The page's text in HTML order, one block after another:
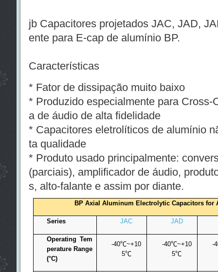
jb Capacitores projetados JAC, JAD,
ente para E-cap de alumínio BP.
Características
* Fator de dissipação muito baixo
* Produzido especialmente para Cross-
a de áudio de alta fidelidade
* Capacitores eletrolíticos de alumínio
ta qualidade
* Produto usado principalmente:
(parciais), amplificador de áudio,
s, alto-falante e assim por diante.
BP Axial Aluminum Electrolytic Capacitors for
Series JAC JAD
Operating Tem
perature Range
(°C)
-40℃~+10
5℃
-40℃~+10
5℃
-